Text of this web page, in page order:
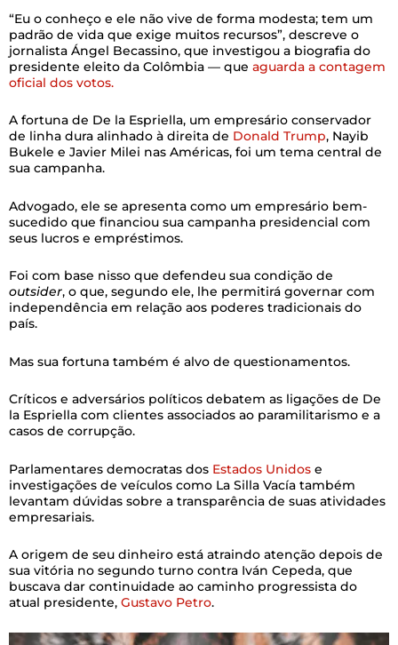
“Eu o conheço e ele não vive de forma modesta; tem um
padrão de vida que exige muitos recursos”, descreve o
jornalista Ángel Becassino, que investigou a biografia do
presidente eleito da Colômbia — que aguarda a contagem
oficial dos votos.
A fortuna de De la Espriella, um empresário conservador
de linha dura alinhado à direita de Donald Trump, Nayib
Bukele e Javier Milei nas Américas, foi um tema central de
sua campanha.
Advogado, ele se apresenta como um empresário bem-
sucedido que financiou sua campanha presidencial com
seus lucros e empréstimos.
Foi com base nisso que defendeu sua condição de
outsider, o que, segundo ele, lhe permitirá governar com
independência em relação aos poderes tradicionais do
país.
Mas sua fortuna também é alvo de questionamentos.
Críticos e adversários políticos debatem as ligações de De
la Espriella com clientes associados ao paramilitarismo e a
casos de corrupção.
Parlamentares democratas dos Estados Unidos e
investigações de veículos como La Silla Vacía também
levantam dúvidas sobre a transparência de suas atividades
empresariais.
A origem de seu dinheiro está atraindo atenção depois de
sua vitória no segundo turno contra Iván Cepeda, que
buscava dar continuidade ao caminho progressista do
atual presidente, Gustavo Petro.